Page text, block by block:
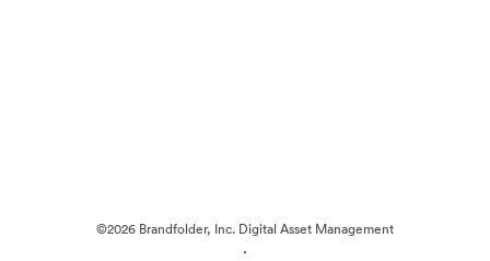
©2026 Brandfolder, Inc. Digital Asset Management
·